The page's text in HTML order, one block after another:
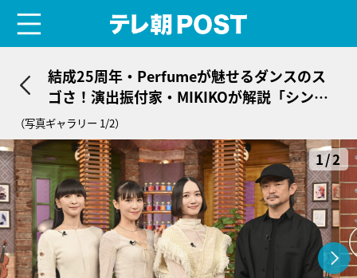
結成25周年・Perfumeが魅せるダンスのス
ゴさ！演出振付家・MIKIKOが解説「シンク
ロすることでより際立つ個性」
（写真ギャラリー 1/2）
1/2